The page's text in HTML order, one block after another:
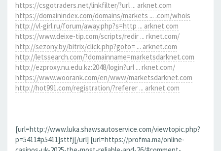
https://csgotraders.net/linkfilter/?url ... arknet.com
https://domainindex.com/domains/markets ... .com/whois
http://vl-girl.ru/forum/away.php?s=http ... arknet.com
https://www.deixe-tip.com/scripts/redir ... rknet.com/
http://sezony.by/bitrix/click.php?goto= ... arknet.com
http://letssearch.com/?domainname=marketsdarknet.com
http://ezproxy.nu.edu.kz:2048/login?url ... rknet.com/
https://www.woorank.com/en/www/marketsdarknet.com
http://hot991.com/registration/?referer ... arknet.com
[url=http://www.luka.shawsautoservice.com/viewtopic.php?
p=5411#p5411]sttfj[/url] [url=https://profma.ma/online-